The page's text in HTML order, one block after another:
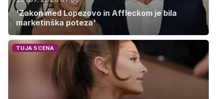
'Zakon med Lopezovo in Affleckom je bila
marketinška poteza'
TUJA SCENA